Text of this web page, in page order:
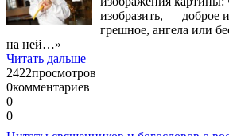
изобразить, — доброе
грешное, ангела или
на ней…»
Читать дальше
2422просмотров
0комментариев
0
0
+